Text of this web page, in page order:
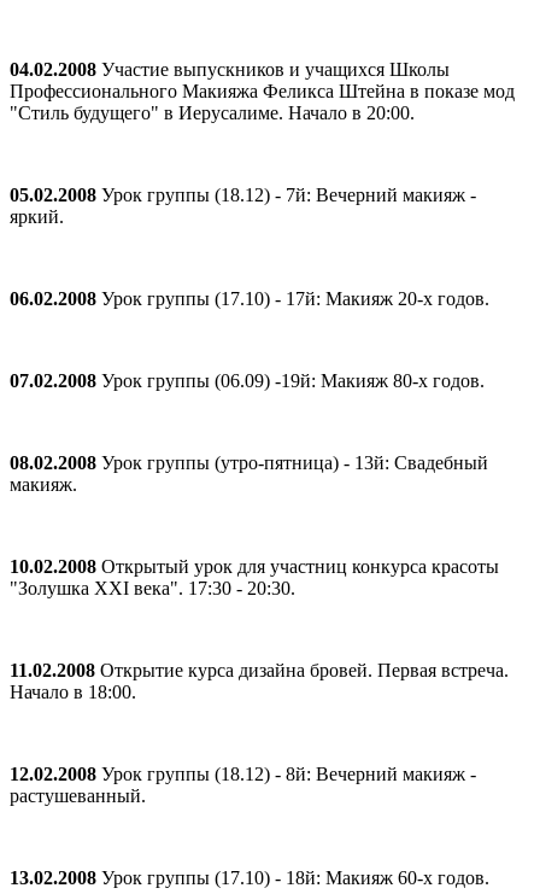
04.02.2008 Участие выпускников и учащихся Школы
Профессионального Макияжа Феликса Штейна в показе мод
"Стиль будущего" в Иерусалиме. Начало в 20:00.
05.02.2008 Урок группы (18.12) - 7й: Вечерний макияж -
яркий.
06.02.2008 Урок группы (17.10) - 17й: Макияж 20-х годов.
07.02.2008 Урок группы (06.09) -19й: Макияж 80-х годов.
08.02.2008 Урок группы (утро-пятница) - 13й: Свадебный
макияж.
10.02.2008 Открытый урок для участниц конкурса красоты
"Золушка ХХI века". 17:30 - 20:30.
11.02.2008 Открытие курса дизайна бровей. Первая встреча.
Начало в 18:00.
12.02.2008 Урок группы (18.12) - 8й: Вечерний макияж -
растушеванный.
13.02.2008 Урок группы (17.10) - 18й: Макияж 60-х годов.